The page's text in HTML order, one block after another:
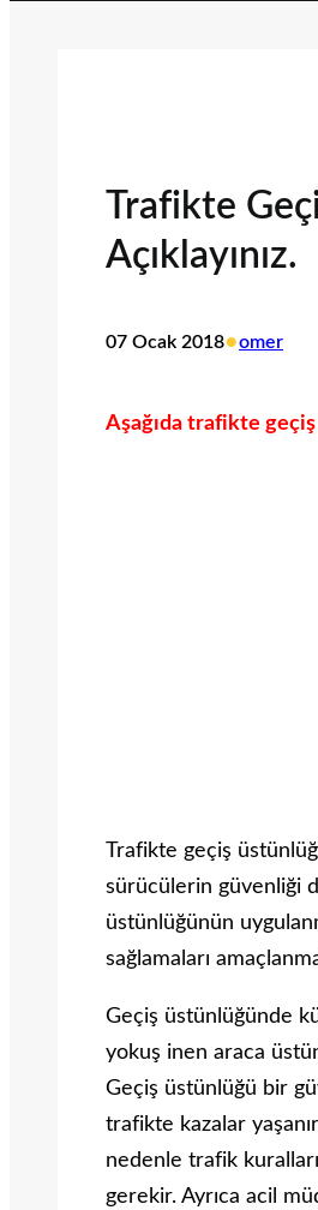
Trafikte
Açıklayınız.
07 Ocak 2018•omer
Aşağıda trafikte geçiş
Trafikte geçiş
sürücülerin güvenliği
üstünlüğünün
sağlamaları
Geçiş üstünlüğünde
yokuş inen araca
Geçiş üstünlüğü bir
trafikte kazalar
nedenle trafik
gerekir. Ayrıca acil